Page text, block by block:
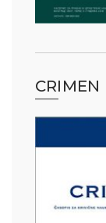
CRIMEN